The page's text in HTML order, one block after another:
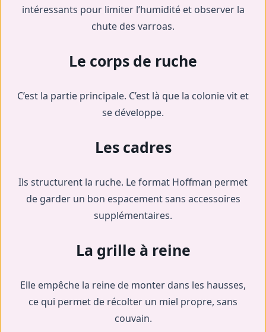
intéressants pour limiter l’humidité et observer la
chute des varroas.
Le corps de ruche
C’est la partie principale. C’est là que la colonie vit et
se développe.
Les cadres
Ils structurent la ruche. Le format Hoffman permet
de garder un bon espacement sans accessoires
supplémentaires.
La grille à reine
Elle empêche la reine de monter dans les hausses,
ce qui permet de récolter un miel propre, sans
couvain.